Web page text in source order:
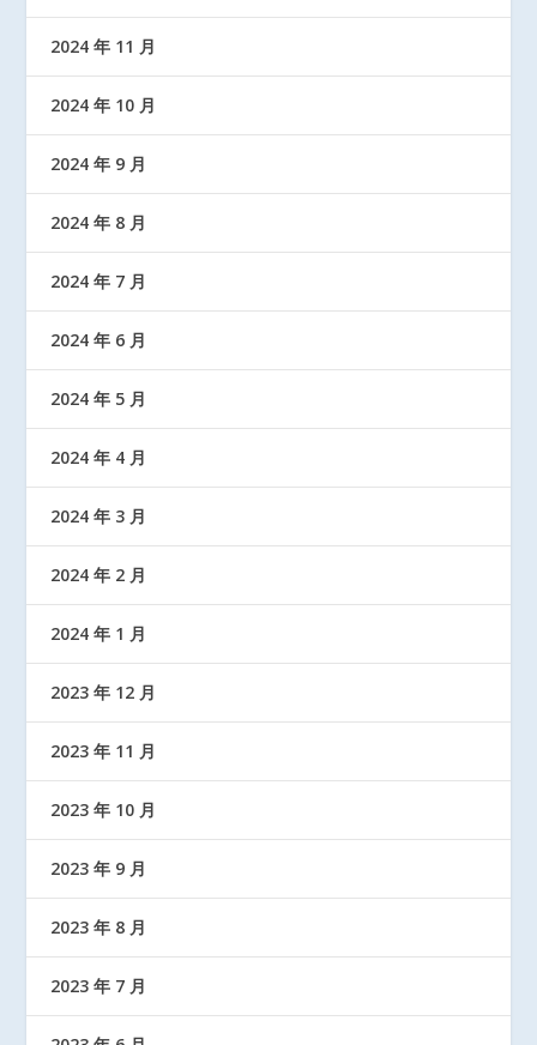
2024 年 11 月
2024 年 10 月
2024 年 9 月
2024 年 8 月
2024 年 7 月
2024 年 6 月
2024 年 5 月
2024 年 4 月
2024 年 3 月
2024 年 2 月
2024 年 1 月
2023 年 12 月
2023 年 11 月
2023 年 10 月
2023 年 9 月
2023 年 8 月
2023 年 7 月